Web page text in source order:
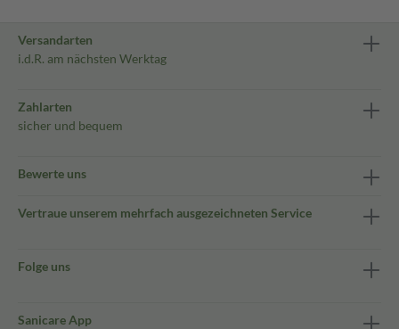
Versandarten
i.d.R. am nächsten Werktag
Zahlarten
sicher und bequem
Bewerte uns
Vertraue unserem mehrfach ausgezeichneten Service
Folge uns
Sanicare App